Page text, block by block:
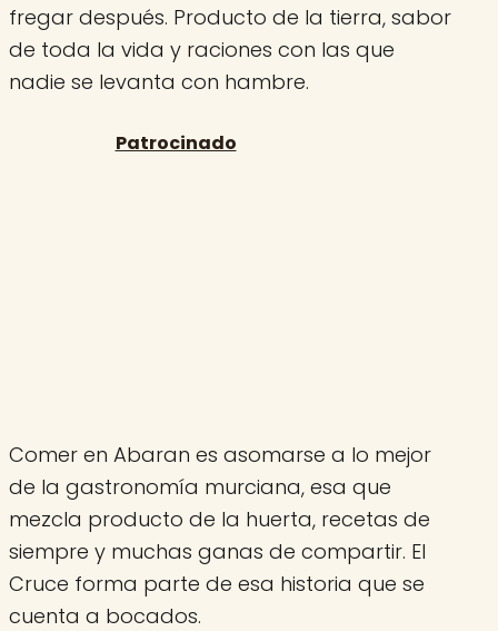
fregar después. Producto de la tierra, sabor
de toda la vida y raciones con las que
nadie se levanta con hambre.
Comer en Abaran es asomarse a lo mejor
de la gastronomía murciana, esa que
mezcla producto de la huerta, recetas de
siempre y muchas ganas de compartir. El
Cruce forma parte de esa historia que se
cuenta a bocados.